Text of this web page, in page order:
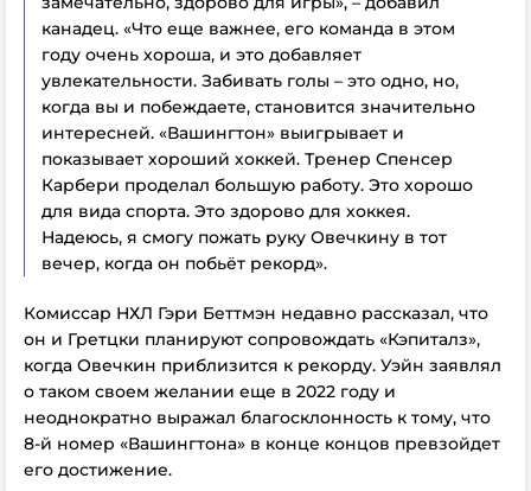
канадец. «Что еще важнее, его команда в этом
году очень хороша, и это добавляет
увлекательности. Забивать голы – это одно, но,
когда вы и побеждаете, становится значительно
интересней. «Вашингтон» выигрывает и
показывает хороший хоккей. Тренер Спенсер
Карбери проделал большую работу. Это хорошо
для вида спорта. Это здорово для хоккея.
Надеюсь, я смогу пожать руку Овечкину в тот
вечер, когда он побьёт рекорд».
Комиссар НХЛ Гэри Беттмэн недавно рассказал, что
он и Гретцки планируют сопровождать «Кэпиталз»,
когда Овечкин приблизится к рекорду. Уэйн заявлял
о таком своем желании еще в 2022 году и
неоднократно выражал благосклонность к тому, что
8-й номер «Вашингтона» в конце концов превзойдет
его достижение.